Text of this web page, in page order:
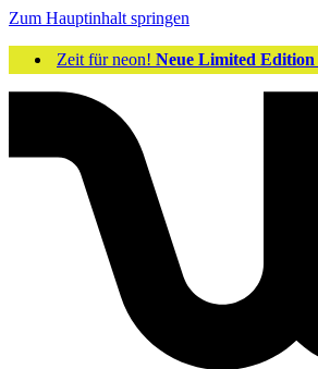
Zum Hauptinhalt springen
Zeit für neon! Neue Limited Edition